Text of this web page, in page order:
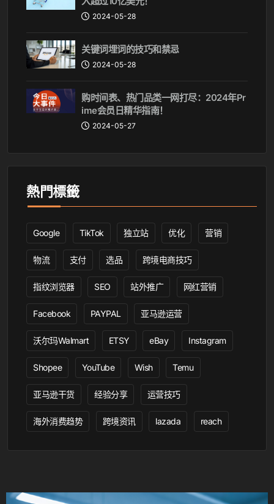
2024-05-28
关键词埋词的技巧和禁忌
2024-05-28
购时间表、热门品类一网打尽：2024年Pr
ime会员日精华指南！
2024-05-27
熱門標籤
Google TikTok 独立站 优化 营销
物流 支付 选品 跨境电商技巧
指纹浏览器 SEO 站外推广 网红营销
Facebook PAYPAL 亚马逊运营
沃尔玛Walmart ETSY eBay Instagram
Shopee YouTube Wish Temu
亚马逊干货 经验分享 运营技巧
海外消费趋势 跨境资讯 lazada reach